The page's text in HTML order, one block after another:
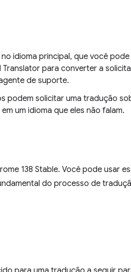
idioma principal, que você
Translator para converter a
de suporte.
podem solicitar uma tradução
um idioma que eles não falam.
138 Stable. Você pode usar
do processo de